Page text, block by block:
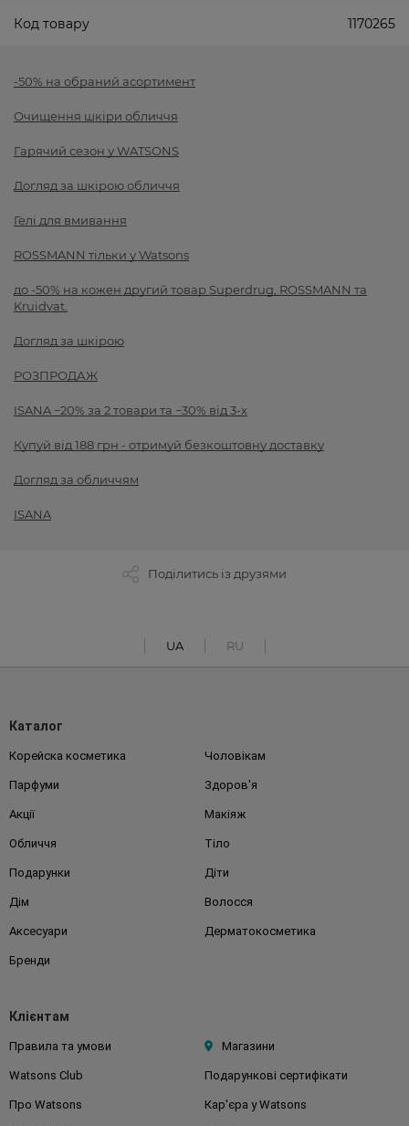
Код товару 1170265
-50% на обраний асортимент
Очищення шкіри обличчя
Гарячий сезон у WATSONS
Догляд за шкірою обличчя
Гелі для вмивання
ROSSMANN тільки у Watsons
до -50% на кожен другий товар Superdrug, ROSSMANN та
Kruidvat.
Догляд за шкірою
РОЗПРОДАЖ
ISANA −20% за 2 товари та −30% від 3-х
Купуй від 188 грн - отримуй безкоштовну доставку
Догляд за обличчям
ISANA
Поділитись із друзями
UA RU
Каталог
Корейска косметика Чоловікам
Парфуми Здоров'я
Акції Макіяж
Обличчя Тіло
Подарунки Діти
Дім Волосся
Аксесуари Дерматокосметика
Бренди
Клієнтам
Правила та умови Магазини
Watsons Club Подарункові сертифікати
Про Watsons Кар'єра у Watsons